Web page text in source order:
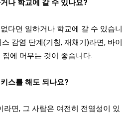
나 학교에 갈 수 있나요?
다면 일하거나 학교에 갈 수 있습니
감염 단계(기침, 재채기)라면, 바이
에 머무는 것이 좋습니다.
스를 해도 되나요?
면, 그 사람은 여전히 전염성이 있